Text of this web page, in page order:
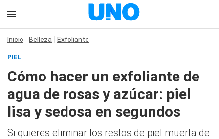
Inicio Belleza Exfoliante
PIEL
Cómo hacer un exfoliante de
agua de rosas y azúcar: piel
lisa y sedosa en segundos
Si quieres eliminar los restos de piel muerta de